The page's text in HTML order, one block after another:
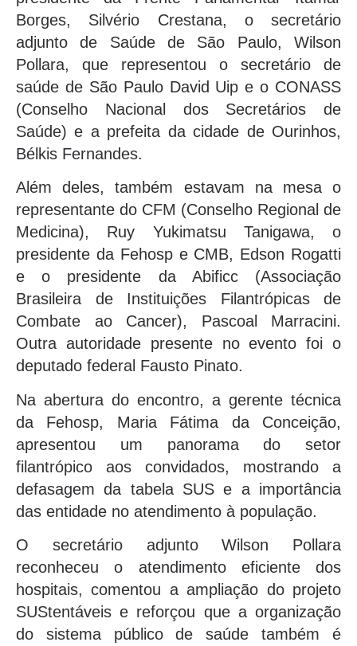
Borges, Silvério Crestana, o secretário
adjunto de Saúde de São Paulo, Wilson
Pollara, que representou o secretário de
saúde de São Paulo David Uip e o CONASS
(Conselho Nacional dos Secretários de
Saúde) e a prefeita da cidade de Ourinhos,
Bélkis Fernandes.
Além deles, também estavam na mesa o
representante do CFM (Conselho Regional de
Medicina), Ruy Yukimatsu Tanigawa, o
presidente da Fehosp e CMB, Edson Rogatti
e o presidente da Abificc (Associação
Brasileira de Instituições Filantrópicas de
Combate ao Cancer), Pascoal Marracini.
Outra autoridade presente no evento foi o
deputado federal Fausto Pinato.
Na abertura do encontro, a gerente técnica
da Fehosp, Maria Fátima da Conceição,
apresentou um panorama do setor
filantrópico aos convidados, mostrando a
defasagem da tabela SUS e a importância
das entidade no atendimento à população.
O secretário adjunto Wilson Pollara
reconheceu o atendimento eficiente dos
hospitais, comentou a ampliação do projeto
SUStentáveis e reforçou que a organização
do sistema público de saúde também é